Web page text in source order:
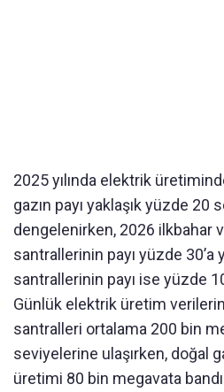
2025 yılında elektrik
gazın payı yaklaşık yüzde 20
dengelenirken, 2026 ilkbahar
santrallerinin payı yüzde 30’a
santrallerinin payı ise yüzde
Günlük elektrik üretim
santralleri ortalama 200 bin
seviyelerine ulaşırken, doğal
üretimi 80 bin megavata